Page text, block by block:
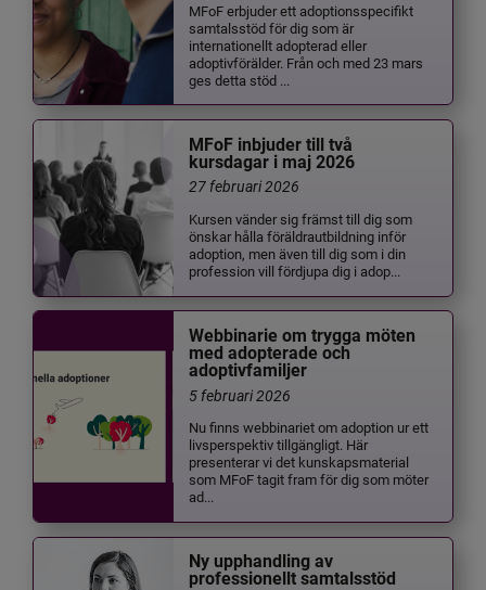
MFoF erbjuder ett adoptionsspecifikt
samtalsstöd för dig som är
internationellt adopterad eller
adoptivförälder. Från och med 23 mars
ges detta stöd ...
MFoF inbjuder till två
kursdagar i maj 2026
27 februari 2026
Kursen vänder sig främst till dig som
önskar hålla föräldrautbildning inför
adoption, men även till dig som i din
profession vill fördjupa dig i adop...
Webbinarie om trygga möten
med adopterade och
adoptivfamiljer
5 februari 2026
Nu finns webbinariet om adoption ur ett
livsperspektiv tillgängligt. Här
presenterar vi det kunskapsmaterial
som MFoF tagit fram för dig som möter
ad...
Ny upphandling av
professionellt samtalsstöd